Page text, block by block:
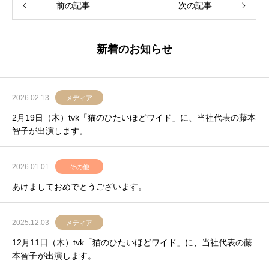
前の記事 次の記事
新着のお知らせ
2026.02.13 メディア
2月19日（木）tvk「猫のひたいほどワイド」に、当社代表の藤本
智子が出演します。
2026.01.01 その他
あけましておめでとうございます。
2025.12.03 メディア
12月11日（木）tvk「猫のひたいほどワイド」に、当社代表の藤
本智子が出演します。